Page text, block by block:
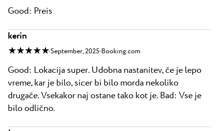
Good: Preis
kerin
★ ★ ★ ★ ★ September, 2025 Booking.com
Good: Lokacija super. Udobna nastanitev, če je lepo
vreme, kar je bilo, sicer bi bilo morda nekoliko
drugače. Vsekakor naj ostane tako kot je. Bad: Vse je
bilo odlično.